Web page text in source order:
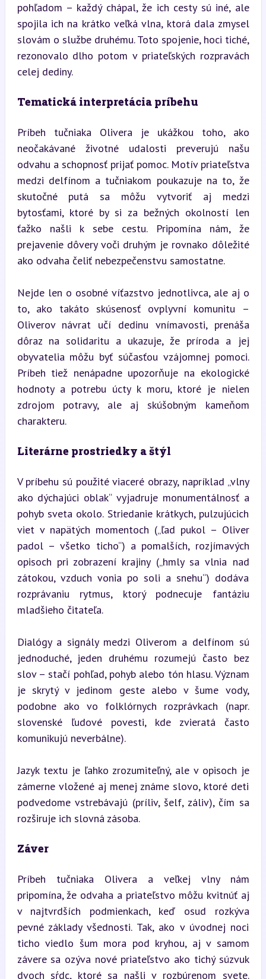
pohľadom – každý chápal, že ich cesty sú iné, ale
spojila ich na krátko veľká vlna, ktorá dala zmysel
slovám o službe druhému. Toto spojenie, hoci tiché,
rezonovalo dlho potom v priateľských rozpravách
celej dediny.
Tematická interpretácia príbehu
Príbeh tučniaka Olivera je ukážkou toho, ako
neočakávané životné udalosti preverujú našu
odvahu a schopnosť prijať pomoc. Motív priateľstva
medzi delfínom a tučniakom poukazuje na to, že
skutočné putá sa môžu vytvoriť aj medzi
bytosťami, ktoré by si za bežných okolností len
ťažko našli k sebe cestu. Pripomína nám, že
prejavenie dôvery voči druhým je rovnako dôležité
ako odvaha čeliť nebezpečenstvu samostatne.
Nejde len o osobné víťazstvo jednotlivca, ale aj o
to, ako takáto skúsenosť ovplyvní komunitu –
Oliverov návrat učí dedinu vnímavosti, prenáša
dôraz na solidaritu a ukazuje, že príroda a jej
obyvatelia môžu byť súčasťou vzájomnej pomoci.
Príbeh tiež nenápadne upozorňuje na ekologické
hodnoty a potrebu úcty k moru, ktoré je nielen
zdrojom potravy, ale aj skúšobným kameňom
charakteru.
Literárne prostriedky a štýl
V príbehu sú použité viaceré obrazy, napríklad „vlny
ako dýchajúci oblak“ vyjadruje monumentálnosť a
pohyb sveta okolo. Striedanie krátkych, pulzujúcich
viet v napätých momentoch („ľad pukol – Oliver
padol – všetko ticho“) a pomalších, rozjímavých
opisoch pri zobrazení krajiny („hmly sa vlnia nad
zátokou, vzduch vonia po soli a snehu“) dodáva
rozprávaniu rytmus, ktorý podnecuje fantáziu
mladšieho čitateľa.
Dialógy a signály medzi Oliverom a delfínom sú
jednoduché, jeden druhému rozumejú často bez
slov – stačí pohľad, pohyb alebo tón hlasu. Význam
je skrytý v jedinom geste alebo v šume vody,
podobne ako vo folklórnych rozprávkach (napr.
slovenské ľudové povesti, kde zvieratá často
komunikujú neverbálne).
Jazyk textu je ľahko zrozumiteľný, ale v opisoch je
zámerne vložené aj menej známe slovo, ktoré deti
podvedome vstrebávajú (príliv, šelf, záliv), čím sa
rozširuje ich slovná zásoba.
Záver
Príbeh tučniaka Olivera a veľkej vlny nám
pripomína, že odvaha a priateľstvo môžu kvitnúť aj
v najtvrdších podmienkach, keď osud rozkýva
pevné základy všednosti. Tak, ako v úvodnej noci
ticho viedlo šum mora pod kryhou, aj v samom
závere sa ozýva nové priateľstvo ako tichý súzvuk
dvoch sŕdc, ktoré sa našli v rozbúrenom svete.